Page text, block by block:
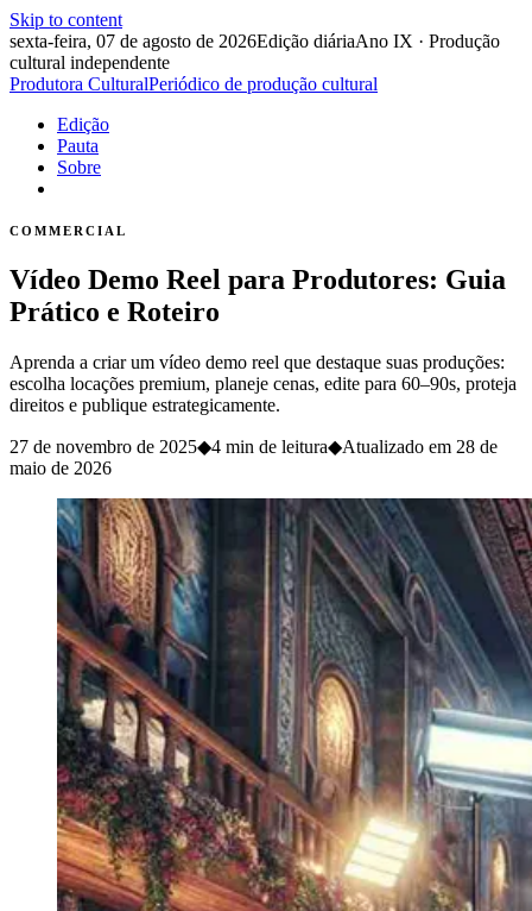
Skip to content
sexta-feira, 07 de agosto de 2026Edição diáriaAno IX · Produção
cultural independente
Produtora CulturalPeriódico de produção cultural
Edição
Pauta
Sobre
COMMERCIAL
Vídeo Demo Reel para Produtores: Guia
Prático e Roteiro
Aprenda a criar um vídeo demo reel que destaque suas produções:
escolha locações premium, planeje cenas, edite para 60–90s, proteja
direitos e publique estrategicamente.
27 de novembro de 2025◆4 min de leitura◆Atualizado em 28 de
maio de 2026